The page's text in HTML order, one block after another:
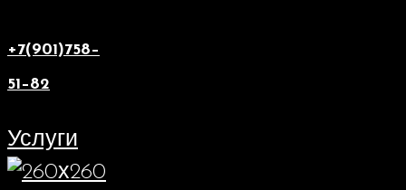
+7(901)758–
51–82
Услуги